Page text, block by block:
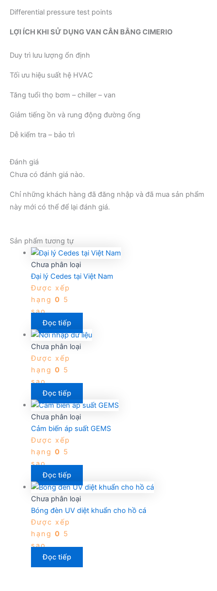
Differential pressure test points
LỢI ÍCH KHI SỬ DỤNG VAN CÂN BẰNG CIMERIO
Duy trì lưu lượng ổn định
Tối ưu hiệu suất hệ HVAC
Tăng tuổi thọ bơm – chiller – van
Giảm tiếng ồn và rung động đường ống
Dễ kiểm tra – bảo trì
Đánh giá
Chưa có đánh giá nào.
Chỉ những khách hàng đã đăng nhập và đã mua sản phẩm
này mới có thể để lại đánh giá.
Sản phẩm tương tự
Chưa phân loại
Đại lý Cedes tại Việt Nam
Được xếp
hạng 0 5
sao
Đọc tiếp
Chưa phân loại
Được xếp
hạng 0 5
sao
Đọc tiếp
Chưa phân loại
Cảm biến áp suất GEMS
Được xếp
hạng 0 5
sao
Đọc tiếp
Chưa phân loại
Bóng đèn UV diệt khuẩn cho hồ cá
Được xếp
hạng 0 5
sao
Đọc tiếp